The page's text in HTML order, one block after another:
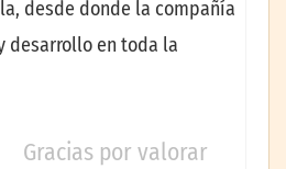
desde donde la compañía
desarrollo en toda la
Gracias por valorar